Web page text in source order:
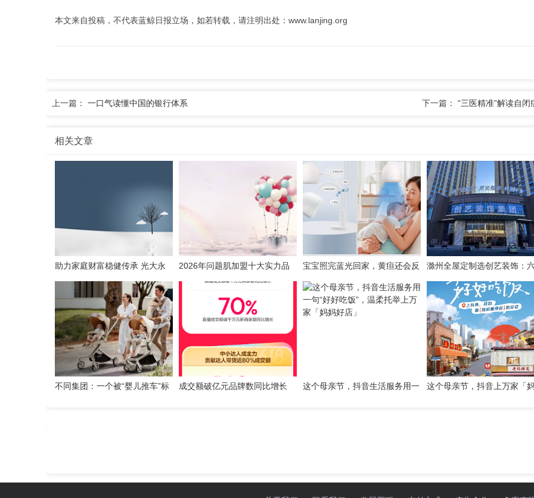
本文来自投稿，不代表蓝鲸日报立场，如若转载，请注明出处：www.lanjing.org
上一篇： 一口气读懂中国的银行体系 下一篇： “三医精准”解读自闭
相关文章
助力家庭财富稳健传承 光大永
明人寿推出"光明至尊1号"终身
寿险（分红型）
2026年问题肌加盟十大实力品
宝宝照完蓝光回家，黄疸还会反
弹吗？居家监测怎么选仪器
滁州全屋定制选创艺装饰：
一体整装方案实现拎包入住
不同集团：一个被“婴儿推车”标
成交额破亿元品牌数同比增长
这个母亲节，抖音生活服务用一
这个母亲节，抖音上万家「